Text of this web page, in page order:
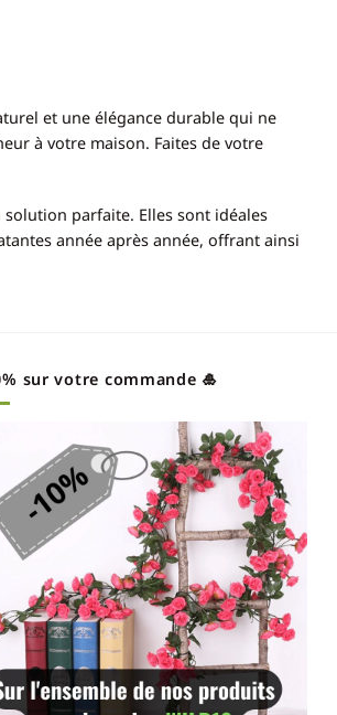
et une élégance durable qui ne
à votre maison. Faites de votre
solution parfaite. Elles sont idéales
année après année, offrant ainsi
sur votre commande 🎍